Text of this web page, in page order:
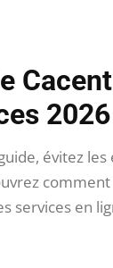
2026
évitez
services en